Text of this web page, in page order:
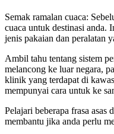
Semak ramalan cuaca:
cuaca untuk destinasi anda.
jenis pakaian dan peralatan
Ambil tahu tentang sistem
melancong ke luar negara,
klinik yang terdapat di
mempunyai cara untuk ke
Pelajari beberapa frasa asas
membantu jika anda perlu